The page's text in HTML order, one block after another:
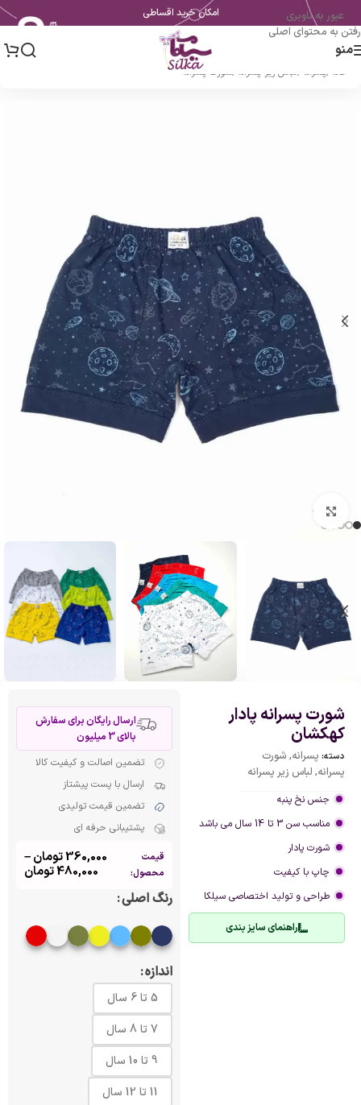
عبور به ناوبری
رفتن به محتوای اصلی
امکان خرید اقساطی
منو
خانه /پسرانه /لباس زیر پسرانه /شورت پسرانه
بزرگنمایی تصویر
شورت پسرانه پادار
کهکشان
دسته: پسرانه, شورت
پسرانه, لباس زیر پسرانه
جنس نخ پنبه‌
مناسب سن 3 تا 14 سال می باشد
شورت پادار
چاپ با کیفیت
طراحی و تولید اختصاصی سیلکا
راهنمای سایز بندی
ارسال رایگان برای سفارش
بالای 3 میلیون
تضمین اصالت و کیفیت کالا
ارسال با پست پیشتاز
تضمین قیمت تولیدی
پشتیبانی حرفه ای
قیمت
محصول:
360,000تومان–
480,000تومان
رنگ اصلی
اندازه
5 تا 6 سال
7 تا 8 سال
9 تا 10 سال
11 تا 12 سال